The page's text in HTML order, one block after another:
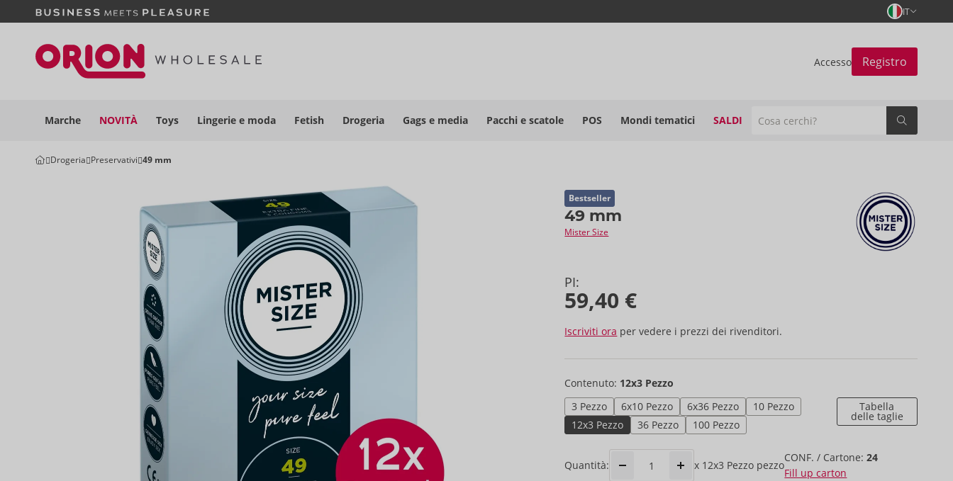
IT
Accesso Registro
Marche NOVITÀ Toys Lingerie e moda Fetish Drogeria Gags e media Pacchi e scatole POS Mondi tematici SALDI
Drogeria Preservativi 49 mm
Bestseller
49 mm
Mister Size
PI:
59,40 €
Iscriviti ora per vedere i prezzi dei rivenditori.
Contenuto: 12x3 Pezzo
3 Pezzo
6x10 Pezzo 6x36 Pezzo
10 Pezzo
12x3 Pezzo
36 Pezzo 100 Pezzo
Tabella
delle taglie
Quantità: x 12x3 Pezzo pezzo
CONF. / Cartone:24
Fill up carton